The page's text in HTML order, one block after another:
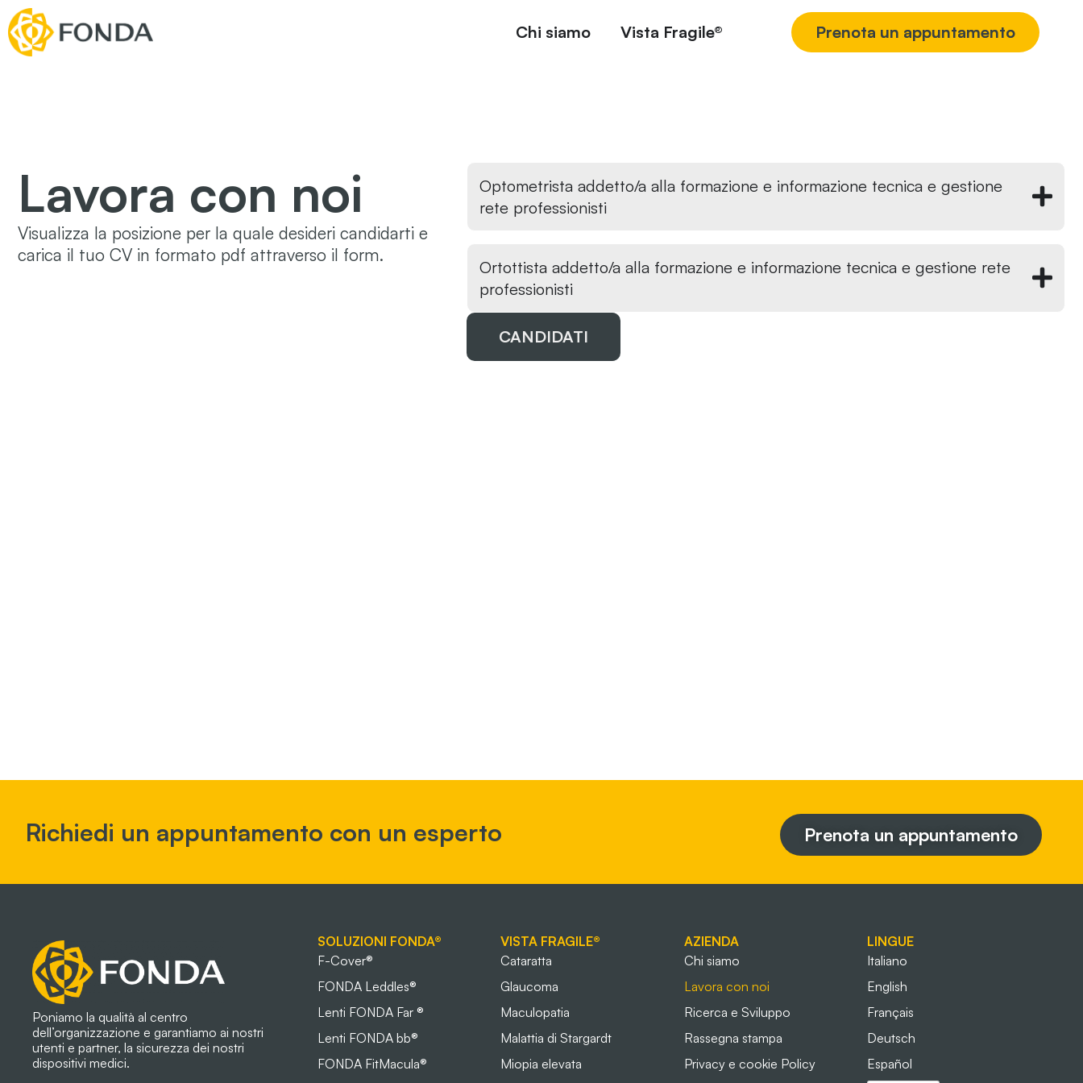
Chi siamo Vista Fragile® Prenota un appuntamento
Optometrista addetto/a alla formazione e informazione tecnica e gestione
rete professionisti
Ortottista addetto/a alla formazione e informazione tecnica e gestione rete
professionisti
CANDIDATI
Lavora con noi
Visualizza la posizione per la quale desideri candidarti e
carica il tuo CV in formato pdf attraverso il form.
Richiedi un appuntamento con un esperto Prenota un appuntamento
Poniamo la qualità al centro
dell’organizzazione e garantiamo ai nostri
utenti e partner, la sicurezza dei nostri
dispositivi medici.
SOLUZIONI FONDA®
F-Cover®
FONDA Leddles®
Lenti FONDA Far ®
Lenti FONDA bb®
FONDA FitMacula®
VISTA FRAGILE®
Cataratta
Glaucoma
Maculopatia
Malattia di Stargardt
Miopia elevata
AZIENDA
Chi siamo
Lavora con noi
Ricerca e Sviluppo
Rassegna stampa
Privacy e cookie Policy
LINGUE
Italiano
English
Français
Deutsch
Español